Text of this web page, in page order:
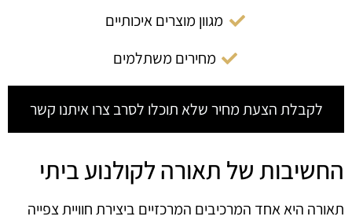
מגוון מוצרים איכותיים
מחירים משתלמים
לקבלת הצעת מחיר שלא תוכלו לסרב צרו איתנו קשר
החשיבות של תאורה לקולנוע ביתי
תאורה היא אחד המרכיבים המרכזיים ביצירת חוויית צפייה